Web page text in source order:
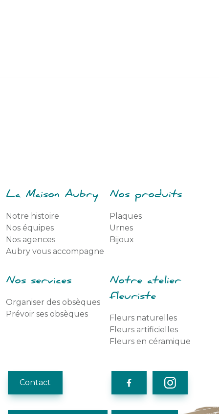
La Maison Aubry
Notre histoire
Nos équipes
Nos agences
Aubry vous accompagne
Nos produits
Plaques
Urnes
Bijoux
Nos services
Organiser des obsèques
Prévoir ses obsèques
Notre atelier
fleuriste
Fleurs naturelles
Fleurs artificielles
Fleurs en céramique
Contact